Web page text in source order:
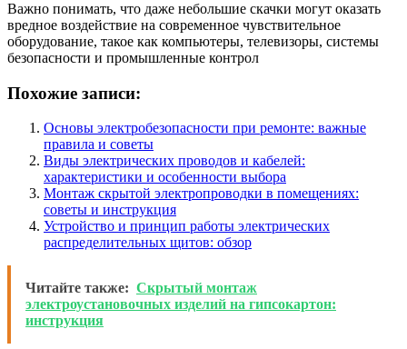
Важно понимать, что даже небольшие скачки могут оказать
вредное воздействие на современное чувствительное
оборудование, такое как компьютеры, телевизоры, системы
безопасности и промышленные контрол
Похожие записи:
Основы электробезопасности при ремонте: важные
правила и советы
Виды электрических проводов и кабелей:
характеристики и особенности выбора
Монтаж скрытой электропроводки в помещениях:
советы и инструкция
Устройство и принцип работы электрических
распределительных щитов: обзор
Читайте также: Скрытый монтаж
электроустановочных изделий на гипсокартон:
инструкция